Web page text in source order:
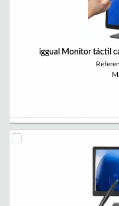
iggual Monitor táctil